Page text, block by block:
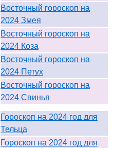
Восточный гороскоп на
2024 Змея
Восточный гороскоп на
2024 Коза
Восточный гороскоп на
2024 Петух
Восточный гороскоп на
2024 Свинья
Гороскоп на 2024 год для
Тельца
Гороскоп на 2024 год для